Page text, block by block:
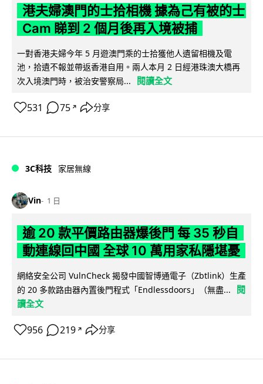
港夫婦澳門的士拾相機 據為己有被的士
Cam 睇到 2 個月後再入境被捕
一對香港夫婦今年 5 月遊澳門乘的士拾獲他人遺留相機及電
池，拾遺不報並帶返香港自用。兩人本月 2 日經港珠澳大橋再
次入境澳門時，被治安警察局...
閱讀全文
531 75 ↗ 分享
3C科技 家居無線
Vin 1 日
逾 20 款平價路由器爆後門 每 35 秒自
動連線回中國 全球 10 萬用家私隱堪憂
網絡安全公司 VulnCheck 揭發中國智博通電子（Zbtlink）生產
的 20 多款路由器內置後門程式「Endlessdoors」（無盡...
閱
讀全文
956 219 ↗ 分享